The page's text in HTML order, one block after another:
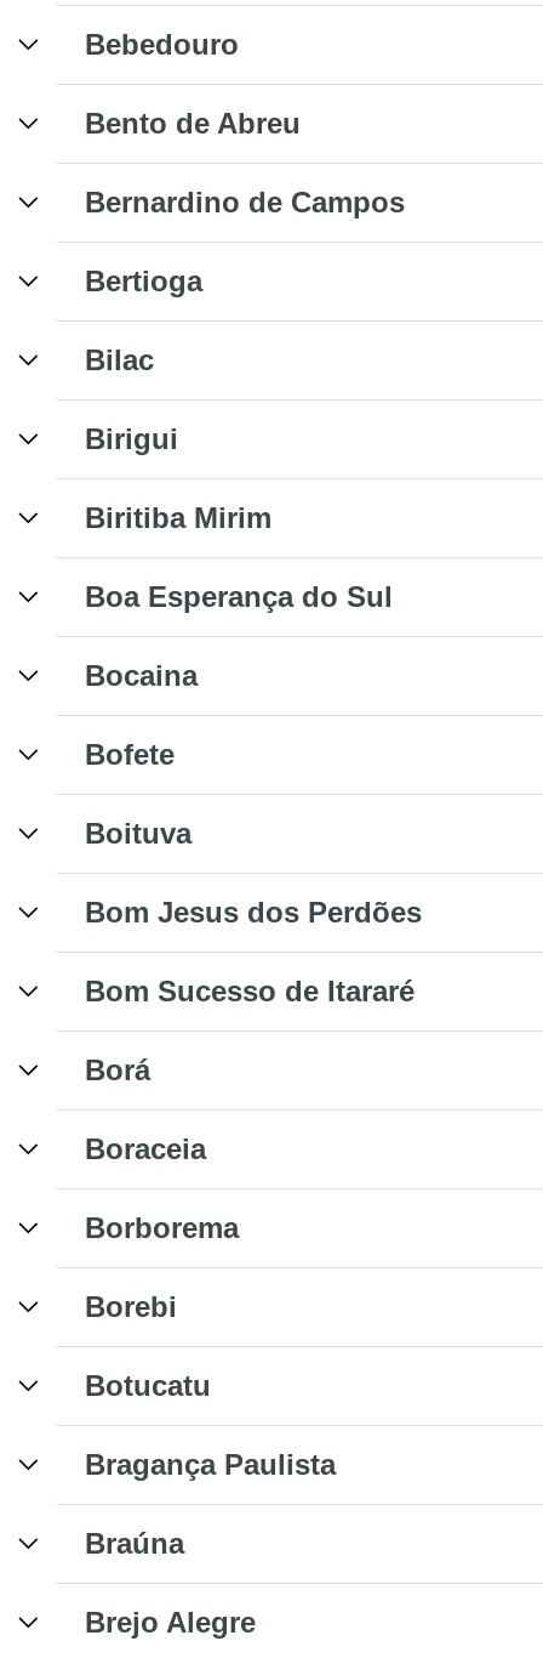
Bebedouro
Bento de Abreu
Bernardino de Campos
Bertioga
Bilac
Birigui
Biritiba Mirim
Boa Esperança do Sul
Bocaina
Bofete
Boituva
Bom Jesus dos Perdões
Bom Sucesso de Itararé
Borá
Boraceia
Borborema
Borebi
Botucatu
Bragança Paulista
Braúna
Brejo Alegre